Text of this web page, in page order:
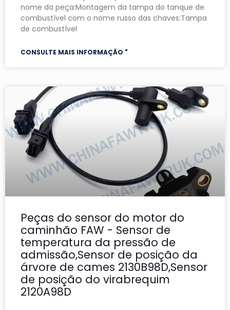
nome da peça:Montagem da tampa do tanque de
combustível com o nome russo das chaves:Tampa
de combustível
CONSULTE MAIS INFORMAÇÃO "
Peças do sensor do motor do
caminhão FAW - Sensor de
temperatura da pressão de
admissão,Sensor de posição da
árvore de cames 2130B98D,Sensor
de posição do virabrequim
2120A98D